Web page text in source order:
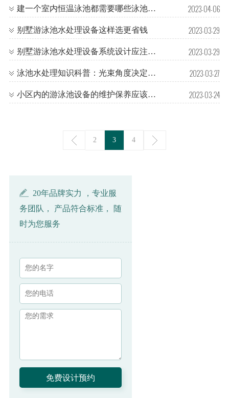
建一个室内恒温泳池都需要哪些泳池水处理设备 2023-04-06
别墅游泳池水处理设备这样选更省钱 2023-03-29
别墅游泳池水处理设备系统设计应注意的事项！ 2023-03-29
泳池水处理知识科普：光束角度决定水底灯游泳池照明效果！ 2023-03-27
小区内的游泳池设备的维护保养应该怎么做？ 2023-03-24
上一页
2 3 4
20年品牌实力 ，专业服
务团队， 产品符合标准， 随
时为您服务